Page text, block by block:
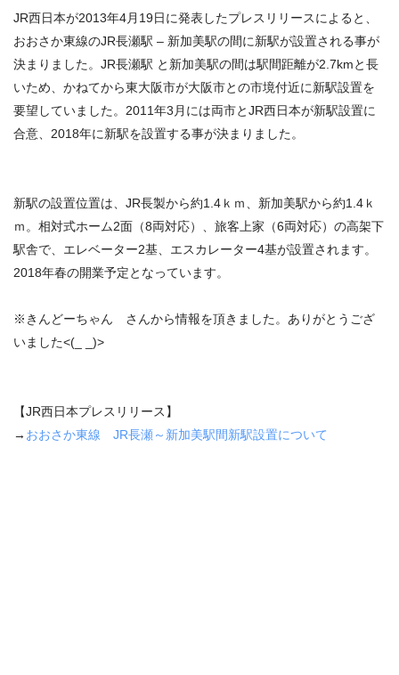
JR西日本が2013年4月19日に発表したプレスリリースによると、
おおさか東線のJR長瀬駅 – 新加美駅の間に新駅が設置される事が
決まりました。JR長瀬駅 と新加美駅の間は駅間距離が2.7kmと長
いため、かねてから東大阪市が大阪市との市境付近に新駅設置を
要望していました。2011年3月には両市とJR西日本が新駅設置に
合意、2018年に新駅を設置する事が決まりました。
新駅の設置位置は、JR長製から約1.4ｋｍ、新加美駅から約1.4ｋ
ｍ。相対式ホーム2面（8両対応）、旅客上家（6両対応）の高架下
駅舎で、エレベーター2基、エスカレーター4基が設置されます。
2018年春の開業予定となっています。
※きんどーちゃん さんから情報を頂きました。ありがとうござ
いました<(_ _)>
【JR西日本プレスリリース】
→ おおさか東線 JR長瀬～新加美駅間新駅設置について